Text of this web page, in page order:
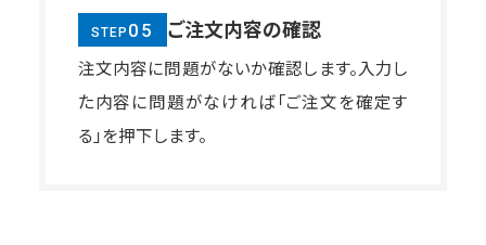
STEP 05 ご注文内容の確認
注文内容に問題がないか確認します。入力し
た内容に問題がなければ「ご注文を確定す
る」を押下します。